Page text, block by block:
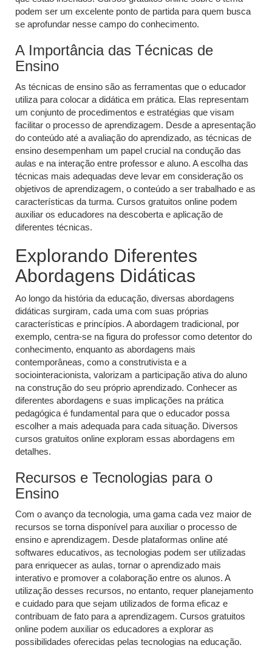
podem ser um excelente ponto de partida para quem busca
se aprofundar nesse campo do conhecimento.
A Importância das Técnicas de
Ensino
As técnicas de ensino são as ferramentas que o educador
utiliza para colocar a didática em prática. Elas representam
um conjunto de procedimentos e estratégias que visam
facilitar o processo de aprendizagem. Desde a apresentação
do conteúdo até a avaliação do aprendizado, as técnicas de
ensino desempenham um papel crucial na condução das
aulas e na interação entre professor e aluno. A escolha das
técnicas mais adequadas deve levar em consideração os
objetivos de aprendizagem, o conteúdo a ser trabalhado e as
características da turma. Cursos gratuitos online podem
auxiliar os educadores na descoberta e aplicação de
diferentes técnicas.
Explorando Diferentes
Abordagens Didáticas
Ao longo da história da educação, diversas abordagens
didáticas surgiram, cada uma com suas próprias
características e princípios. A abordagem tradicional, por
exemplo, centra-se na figura do professor como detentor do
conhecimento, enquanto as abordagens mais
contemporâneas, como a construtivista e a
sociointeracionista, valorizam a participação ativa do aluno
na construção do seu próprio aprendizado. Conhecer as
diferentes abordagens e suas implicações na prática
pedagógica é fundamental para que o educador possa
escolher a mais adequada para cada situação. Diversos
cursos gratuitos online exploram essas abordagens em
detalhes.
Recursos e Tecnologias para o
Ensino
Com o avanço da tecnologia, uma gama cada vez maior de
recursos se torna disponível para auxiliar o processo de
ensino e aprendizagem. Desde plataformas online até
softwares educativos, as tecnologias podem ser utilizadas
para enriquecer as aulas, tornar o aprendizado mais
interativo e promover a colaboração entre os alunos. A
utilização desses recursos, no entanto, requer planejamento
e cuidado para que sejam utilizados de forma eficaz e
contribuam de fato para a aprendizagem. Cursos gratuitos
online podem auxiliar os educadores a explorar as
possibilidades oferecidas pelas tecnologias na educação.